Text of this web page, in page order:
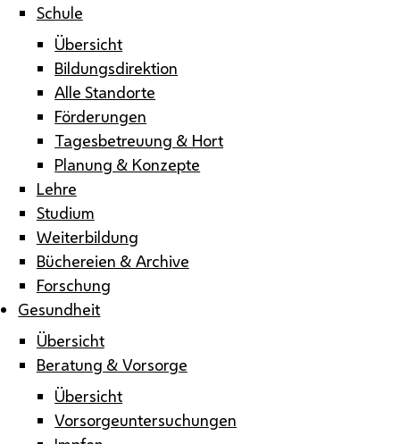
Schule
Übersicht
Bildungsdirektion
Alle Standorte
Förderungen
Tagesbetreuung & Hort
Planung & Konzepte
Lehre
Studium
Weiterbildung
Büchereien & Archive
Forschung
Gesundheit
Übersicht
Beratung & Vorsorge
Übersicht
Vorsorgeuntersuchungen